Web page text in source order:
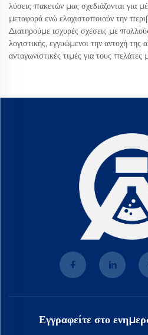
λύσεις πακετών μας σχεδιάζονται για
μεταφορά ενώ ελαχιστοποιούν την
Διατηρούμε ισχυρές σχέσεις με
λογιστικής, εγγυώμενοι την αντοχή της
ανταγωνιστικές τιμές για τους πελάτες
Εγγραφείτε στο